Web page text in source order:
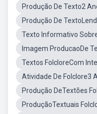
Produção De Texto2
Produção De
Texto Informativo
Imagem ProducaoDe
Textos FolcloreCom
Atividade De Folclore3
Produção DeTextões
ProduçãoTextuais